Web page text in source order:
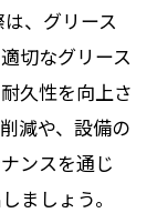
、グリース
切なグリース
久性を向上さ
減や、設備の
ンスを通じ
ましょう。